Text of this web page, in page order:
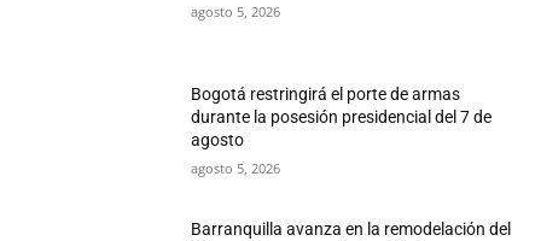
agosto 5, 2026
Bogotá restringirá el porte de armas
durante la posesión presidencial del 7 de
agosto
agosto 5, 2026
Barranquilla avanza en la remodelación del